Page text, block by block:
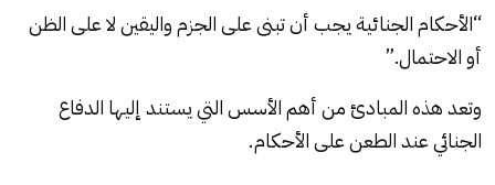
“الأحكام الجنائية يجب أن تبنى على الجزم واليقين لا على الظن
أو الاحتمال.”
وتعد هذه المبادئ من أهم الأسس التي يستند إليها الدفاع
الجنائي عند الطعن على الأحكام.